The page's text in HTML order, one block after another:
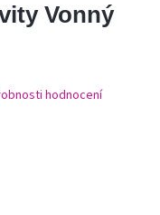
Vonný
hodnocení